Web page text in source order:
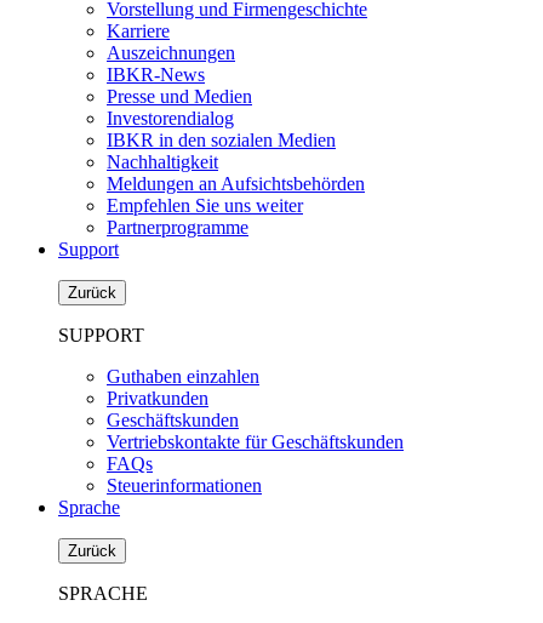
Vorstellung und Firmengeschichte
Karriere
Auszeichnungen
IBKR-News
Presse und Medien
Investorendialog
IBKR in den sozialen Medien
Nachhaltigkeit
Meldungen an Aufsichtsbehörden
Empfehlen Sie uns weiter
Partnerprogramme
Support
Zurück
SUPPORT
Guthaben einzahlen
Privatkunden
Geschäftskunden
Vertriebskontakte für Geschäftskunden
FAQs
Steuerinformationen
Sprache
Zurück
SPRACHE